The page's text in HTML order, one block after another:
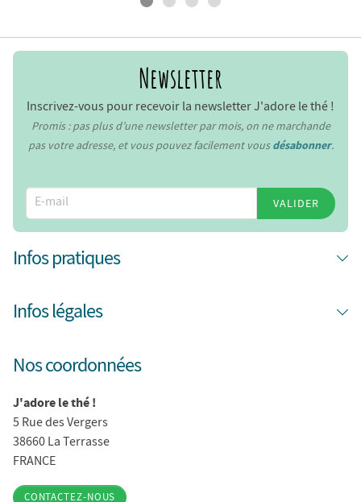
Newsletter
Inscrivez-vous pour recevoir la newsletter J'adore le thé !
Promis : pas plus d’une newsletter par mois, on ne marchande
pas votre adresse, et vous pouvez facilement vousdésabonner.
VALIDER
Infos pratiques
Infos légales
Nos coordonnées
J'adore le thé !
5 Rue des Vergers
38660 La Terrasse
FRANCE
CONTACTEZ-NOUS